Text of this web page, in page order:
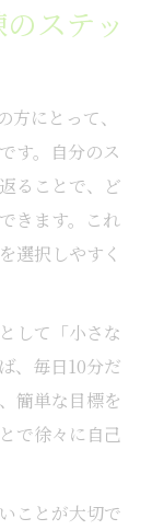
ステッ
にとって、
す。自分のス
ることで、ど
きます。これ
選択しやすく
して「小さな
、毎日10分だ
簡単な目標を
で徐々に自己
ことが大切で